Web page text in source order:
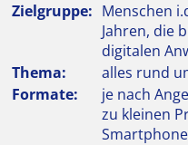
Zielgruppe: Menschen
Jahren, die
digitalen
Thema:
alles rund
Formate:
je nach
zu kleinen
Smartphone